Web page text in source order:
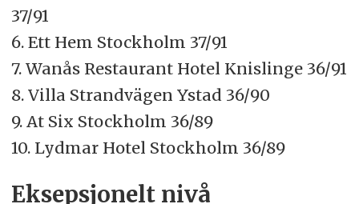
37/91
6. Ett Hem Stockholm 37/91
7. Wanås Restaurant Hotel Knislinge 36/91
8. Villa Strandvägen Ystad 36/90
9. At Six Stockholm 36/89
10. Lydmar Hotel Stockholm 36/89
Eksepsjonelt nivå